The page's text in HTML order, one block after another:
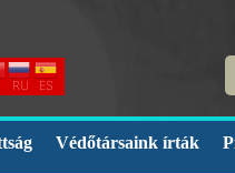
RU ES
Védőtársaink írták